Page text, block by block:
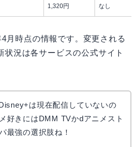
1,320円 なし
月時点の情報です。変更される
状況は各サービスの公式サイト
は現在配信していないの
好きにはDMM TVかdアニメスト
最強の選択肢ね！